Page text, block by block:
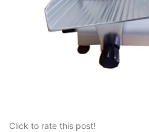
Click to rate this post!